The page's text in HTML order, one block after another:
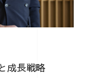
成長戦略